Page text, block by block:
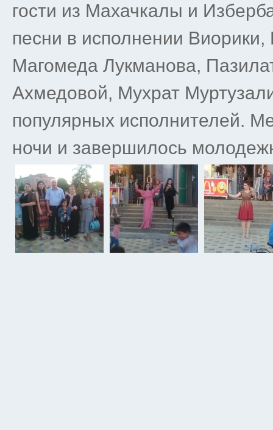
гости из Махачкалы и
песни в исполнении
Магомеда Лукманова,
Ахмедовой, Мухрат
популярных исполнителей.
ночи и завершилось